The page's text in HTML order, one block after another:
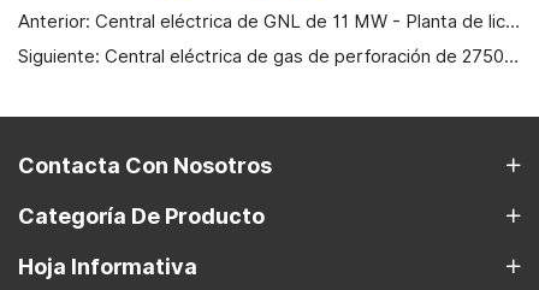
Anterior: Central eléctrica de GNL de 11 MW - Planta de licuefacción de 50 × 104 m³ en Xinjiang
Siguiente: Central eléctrica de gas de perforación de 2750 kW: producción de petróleo y gas de 5000 m
Contacta Con Nosotros
Categoría De Producto
Hoja Informativa